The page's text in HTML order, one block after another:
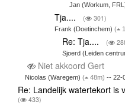
Jan (Workum,
Tja.... ( 301)
Frank (Doetinchem)(
Re: Tja.... (
Sjoerd (Leiden
Niet akkoord Gert
Nicolas (Waregem)( 48m) -- 22-
Re: Landelijk watertekort is
( 433)